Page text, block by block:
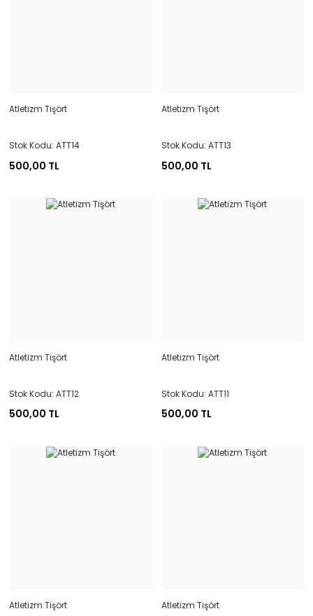
Atletizm Tişört
Stok Kodu: ATT14
500,00 TL
Atletizm Tişört
Stok Kodu: ATT13
500,00 TL
Atletizm Tişört
Stok Kodu: ATT12
500,00 TL
Atletizm Tişört
Stok Kodu: ATT11
500,00 TL
Atletizm Tişört Atletizm Tişört